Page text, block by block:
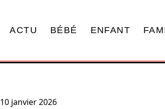
ACTU BÉBÉ ENFANT
10 janvier 2026